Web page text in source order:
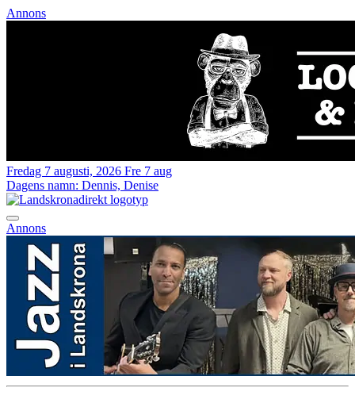
Annons
Fredag 7 augusti, 2026 Fre 7 aug
Dagens namn: Dennis, Denise
Annons